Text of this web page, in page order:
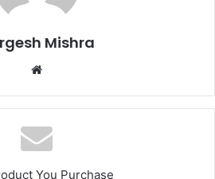
Mishra
Website
You Purchase